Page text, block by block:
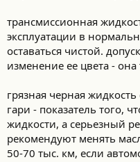
трансмиссионная
эксплуатации в
оставаться чистой.
изменение ее цвета - она
грязная черная
гари - показатель того,
жидкости, а серьезный
рекомендуют менять
50-70 тыс. км, если